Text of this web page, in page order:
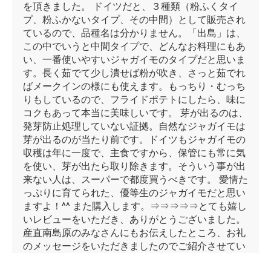
を頂きました。 ドイツだと、３種類（粉ふくタイ
プ、粉ふかないタイプ、その中間）として販売され
ているので、品種名は分かりません。「出島」は、
この中でいうと中間タイプで、どんなお料理にもあ
い、一番使いやすいジャガイモのタイプだと思いま
す。長く茹でて少し潰せば粉が吹き、さっと茹でれ
ばメークインの様にも使えます。もっちり・むっち
りもしているので、フライドポテトにしたら、味に
コクもあって本当に美味しいです。 芽が出るのは、
発芽防止処理していない証拠。自然なジャガイモは
芽が出るのが当たり前です。ドイツもジャガイモの
収穫は年に一度で、主食ですから、保管にも常に気
を使い、芽が出たら取り除きます。そういう事が出
来ない人は、スーパーで都度買うべきです。 愛情た
っぷりに育てられた、優等生のジャガイモだと思い
ますよ！^^ また購入します。⇒⇒⇒⇒⇒とても嬉し
いレビューをいただき、ありがとうございました。
産直南島原のみなさんにもお伝えしたところ、お礼
のメッセージをいただきましたのでご紹介させてい